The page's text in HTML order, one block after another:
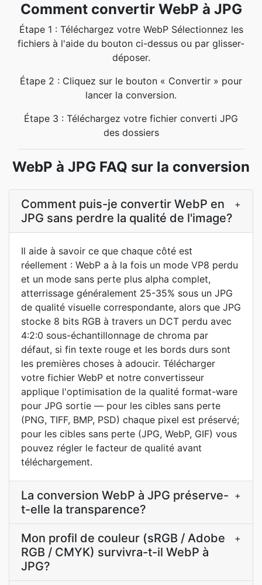
Comment convertir WebP à JPG
Étape 1 : Téléchargez votre WebP Sélectionnez les
fichiers à l'aide du bouton ci-dessus ou par glisser-
déposer.
Étape 2 : Cliquez sur le bouton « Convertir » pour
lancer la conversion.
Étape 3 : Téléchargez votre fichier converti JPG
des dossiers
WebP à JPG FAQ sur la conversion
Comment puis-je convertir WebP en
JPG sans perdre la qualité de l'image?
+
Il aide à savoir ce que chaque côté est
réellement : WebP a à la fois un mode VP8 perdu
et un mode sans perte plus alpha complet,
atterrissage généralement 25-35% sous un JPG
de qualité visuelle correspondante, alors que JPG
stocke 8 bits RGB à travers un DCT perdu avec
4:2:0 sous-échantillonnage de chroma par
défaut, si fin texte rouge et les bords durs sont
les premières choses à adoucir. Télécharger
votre fichier WebP et notre convertisseur
applique l'optimisation de la qualité format-ware
pour JPG sortie — pour les cibles sans perte
(PNG, TIFF, BMP, PSD) chaque pixel est préservé;
pour les cibles sans perte (JPG, WebP, GIF) vous
pouvez régler le facteur de qualité avant
téléchargement.
La conversion WebP à JPG préserve-
t-elle la transparence?
+
Mon profil de couleur (sRGB / Adobe
RGB / CMYK) survivra-t-il WebP à
JPG?
+